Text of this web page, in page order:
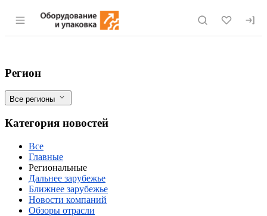
Раздел навигации по сайту eqinfo.ru
Кемеровская область: в Ленинске-
Фильтры
Регион
Все регионы
Категория новостей
Все
Главные
Региональные
Дальнее зарубежье
Ближнее зарубежье
Новости компаний
Обзоры отрасли